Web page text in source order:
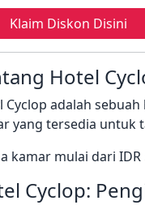
Klaim Diskon Disini
Hotel
Cyclop adalah
yang tersedia untuk
kamar mulai dari IDR
Cyclop: